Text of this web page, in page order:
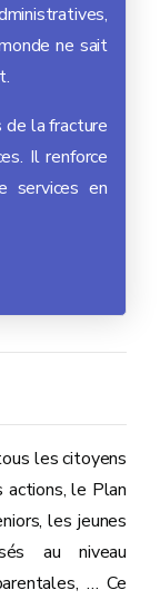
ne sait
la fracture
Il renforce
services en
les citoyens
actions, le Plan
les jeunes
au niveau
… Ce